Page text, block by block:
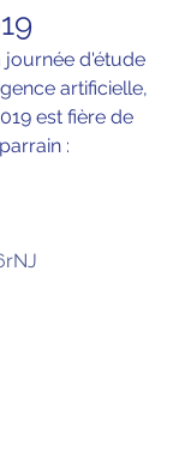
d'étude
artificielle,
est fière de
: